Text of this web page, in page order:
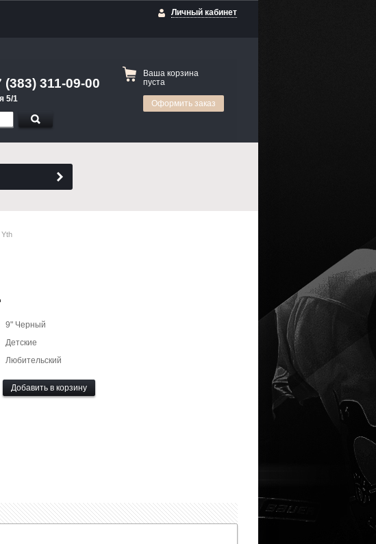
Личный кабинет
(383) 311-09-00
5/1
Ваша корзина
пуста
Оформить заказ
Yth
9" Черный
Детские
Любительский